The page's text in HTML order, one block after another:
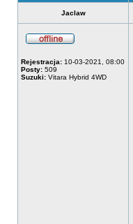
Jaclaw
Rejestracja: 10-03-2021, 08:00
Posty: 509
Suzuki: Vitara Hybrid 4WD